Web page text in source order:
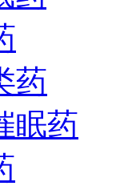
药
眠药